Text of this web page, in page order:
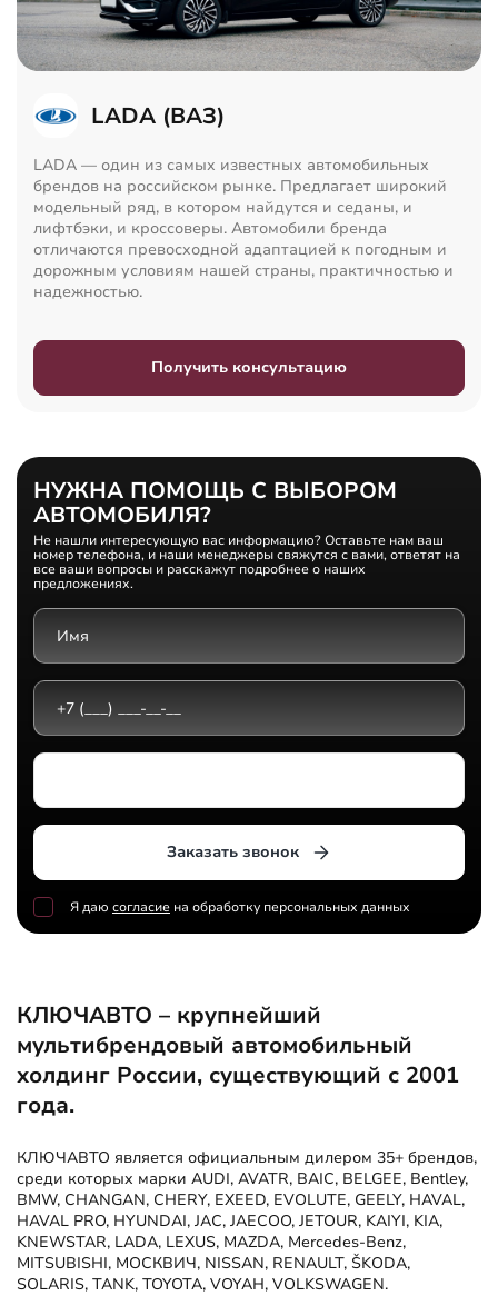
LADA (ВАЗ)
LADA — один из самых известных автомобильных
брендов на российском рынке. Предлагает широкий
модельный ряд, в котором найдутся и седаны, и
лифтбэки, и кроссоверы. Автомобили бренда
отличаются превосходной адаптацией к погодным и
дорожным условиям нашей страны, практичностью и
надежностью.
Получить консультацию
НУЖНА ПОМОЩЬ С ВЫБОРОМ
АВТОМОБИЛЯ?
Не нашли интересующую вас информацию? Оставьте нам ваш
номер телефона, и наши менеджеры свяжутся с вами, ответят на
все ваши вопросы и расскажут подробнее о наших
предложениях.
Заказать звонок
Я даю согласие на обработку персональных данных
КЛЮЧАВТО – крупнейший
мультибрендовый автомобильный
холдинг России, существующий с 2001
года.
КЛЮЧАВТО является официальным дилером 35+ брендов,
среди которых марки AUDI, AVATR, BAIC, BELGEE, Bentley,
BMW, CHANGAN, CHERY, EXEED, EVOLUTE, GEELY, HAVAL,
HAVAL PRO, HYUNDAI, JAC, JAECOO, JETOUR, KAIYI, KIA,
KNEWSTAR, LADA, LEXUS, MAZDA, Mercedes-Benz,
MITSUBISHI, МОСКВИЧ, NISSAN, RENAULT, ŠKODA,
SOLARIS, TANK, TOYOTA, VOYAH, VOLKSWAGEN.